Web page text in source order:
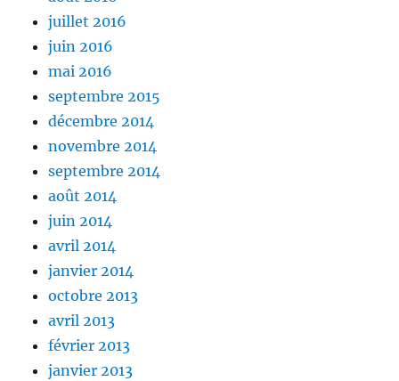
juillet 2016
juin 2016
mai 2016
septembre 2015
décembre 2014
novembre 2014
septembre 2014
août 2014
juin 2014
avril 2014
janvier 2014
octobre 2013
avril 2013
février 2013
janvier 2013